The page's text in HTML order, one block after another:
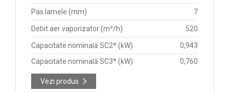
Pas lamele (mm) 7
Debit aer vaporizator (m³/h) 520
Capacitate nominală SC2* (kW)
0,943
Capacitate nominală SC3* (kW)
0,760
Vezi produs